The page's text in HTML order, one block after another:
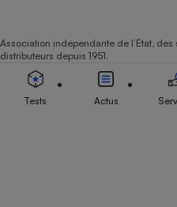
Association indépendante de l’État,
distributeurs depuis 1951.
Tests Actus